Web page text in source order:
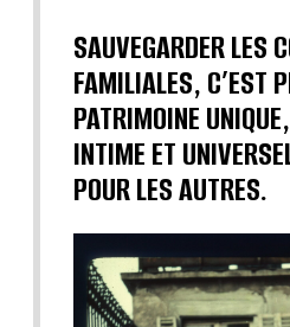
SAUVEGARDER LES
FAMILIALES, C’EST
PATRIMOINE
INTIME ET
POUR LES AUTRES.